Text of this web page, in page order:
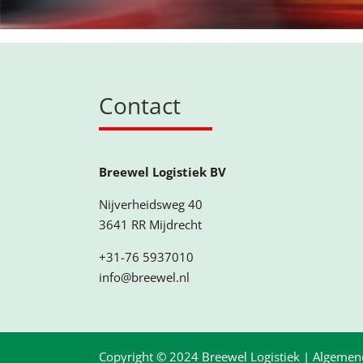
Contact
Breewel Logistiek BV
Nijverheidsweg 40
3641 RR Mijdrecht
+31-76 5937010
info@breewel.nl
Copyright © 2024 Breewel Logistiek |